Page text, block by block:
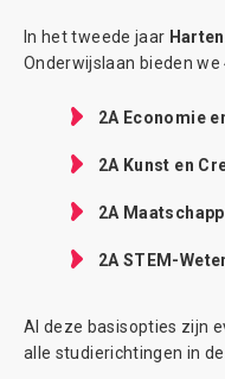
In het tweede jaar Harten
Onderwijslaan bieden we
2A Economie
2A Kunst en
2A
2A STEM-
Al deze basisopties zijn
alle studierichtingen in